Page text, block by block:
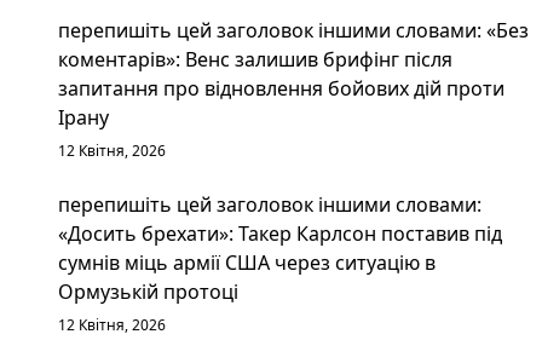
перепишіть цей заголовок іншими словами: «Без
коментарів»: Венс залишив брифінг після
запитання про відновлення бойових дій проти
Ірану
12 Квітня, 2026
перепишіть цей заголовок іншими словами:
«Досить брехати»: Такер Карлсон поставив під
сумнів міць армії США через ситуацію в
Ормузькій протоці
12 Квітня, 2026